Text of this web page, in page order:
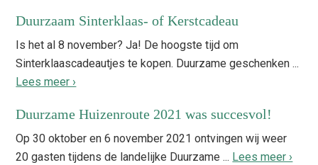
Duurzaam Sinterklaas- of Kerstcadeau
Is het al 8 november? Ja! De hoogste tijd om
Sinterklaascadeautjes te kopen. Duurzame geschenken ...
Lees meer ›
Duurzame Huizenroute 2021 was succesvol!
Op 30 oktober en 6 november 2021 ontvingen wij weer
20 gasten tijdens de landelijke Duurzame ... Lees meer ›